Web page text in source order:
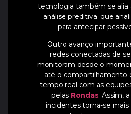
tecnologia também se alia
análise preditiva, que
para antecipar
Outro avanço
redes conectadas de
monitoram desde o
até o compartilhamento
tempo real com as
pelas Rondas. Assim,
incidentes torna-se mais